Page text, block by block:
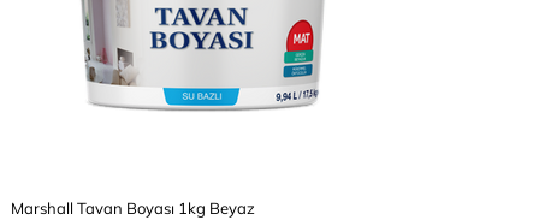
Marshall Tavan Boyası 1kg Beyaz